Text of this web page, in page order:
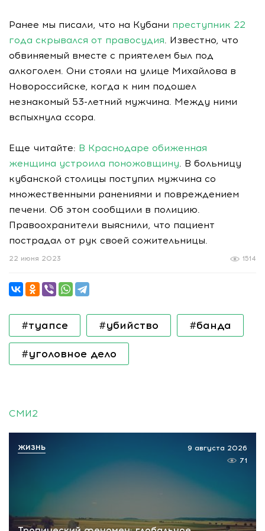
Ранее мы писали, что на Кубани преступник 22
года скрывался от правосудия. Известно, что
обвиняемый вместе с приятелем был под
алкоголем. Они стояли на улице Михайлова в
Новороссийске, когда к ним подошел
незнакомый 53-летний мужчина. Между ними
вспыхнула ссора.
Еще читайте: В Краснодаре обиженная
женщина устроила поножовщину. В больницу
кубанской столицы поступил мужчина со
множественными ранениями и повреждением
печени. Об этом сообщили в полицию.
Правоохранители выяснили, что пациент
пострадал от рук своей сожительницы.
1514
22 июня 2023
#туапсе #убийство #банда
#уголовное дело
СМИ2
9 августа 2026
71
ЖИЗНЬ